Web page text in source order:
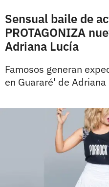
Sensual baile de
PROTAGONIZA
Adriana Lucía
Famosos generan
en Guararé' de Adriana